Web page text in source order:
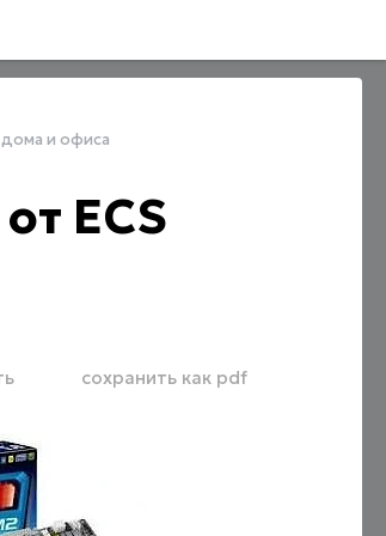
дома и офиса
ECS
сохранить как pdf